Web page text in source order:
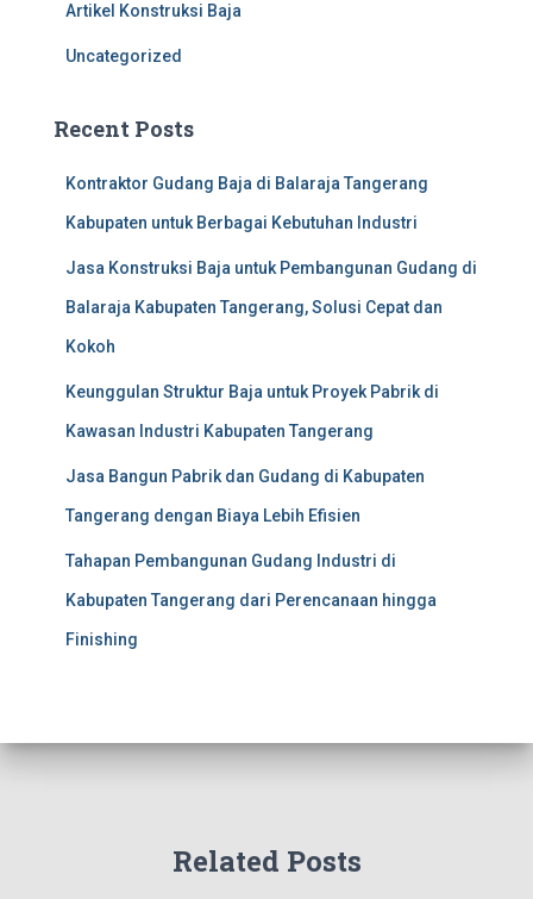
Artikel Konstruksi Baja
Uncategorized
Recent Posts
Kontraktor Gudang Baja di Balaraja Tangerang
Kabupaten untuk Berbagai Kebutuhan Industri
Jasa Konstruksi Baja untuk Pembangunan Gudang di
Balaraja Kabupaten Tangerang, Solusi Cepat dan
Kokoh
Keunggulan Struktur Baja untuk Proyek Pabrik di
Kawasan Industri Kabupaten Tangerang
Jasa Bangun Pabrik dan Gudang di Kabupaten
Tangerang dengan Biaya Lebih Efisien
Tahapan Pembangunan Gudang Industri di
Kabupaten Tangerang dari Perencanaan hingga
Finishing
Related Posts